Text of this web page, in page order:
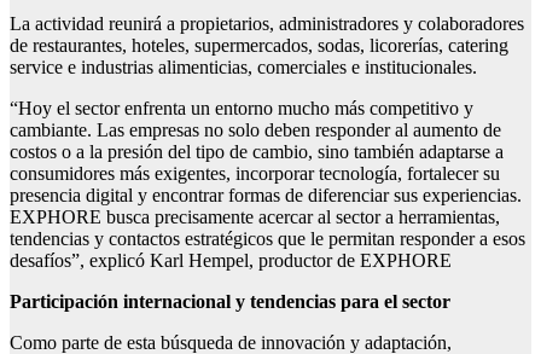
La actividad reunirá a propietarios, administradores y colaboradores
de restaurantes, hoteles, supermercados, sodas, licorerías, catering
service e industrias alimenticias, comerciales e institucionales.
“Hoy el sector enfrenta un entorno mucho más competitivo y
cambiante. Las empresas no solo deben responder al aumento de
costos o a la presión del tipo de cambio, sino también adaptarse a
consumidores más exigentes, incorporar tecnología, fortalecer su
presencia digital y encontrar formas de diferenciar sus experiencias.
EXPHORE busca precisamente acercar al sector a herramientas,
tendencias y contactos estratégicos que le permitan responder a esos
desafíos”, explicó Karl Hempel, productor de EXPHORE
Participación internacional y tendencias para el sector
Como parte de esta búsqueda de innovación y adaptación,